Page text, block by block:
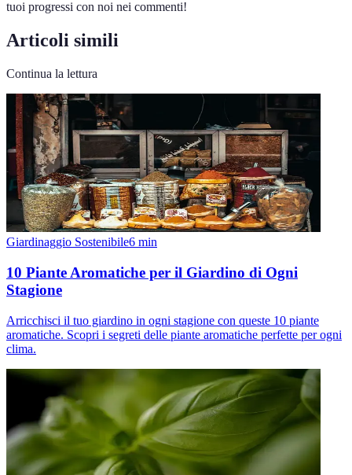
tuoi progressi con noi nei commenti!
Articoli simili
Continua la lettura
Giardinaggio Sostenibile6 min
10 Piante Aromatiche per il Giardino di Ogni
Stagione
Arricchisci il tuo giardino in ogni stagione con queste 10 piante
aromatiche. Scopri i segreti delle piante aromatiche perfette per ogni
clima.